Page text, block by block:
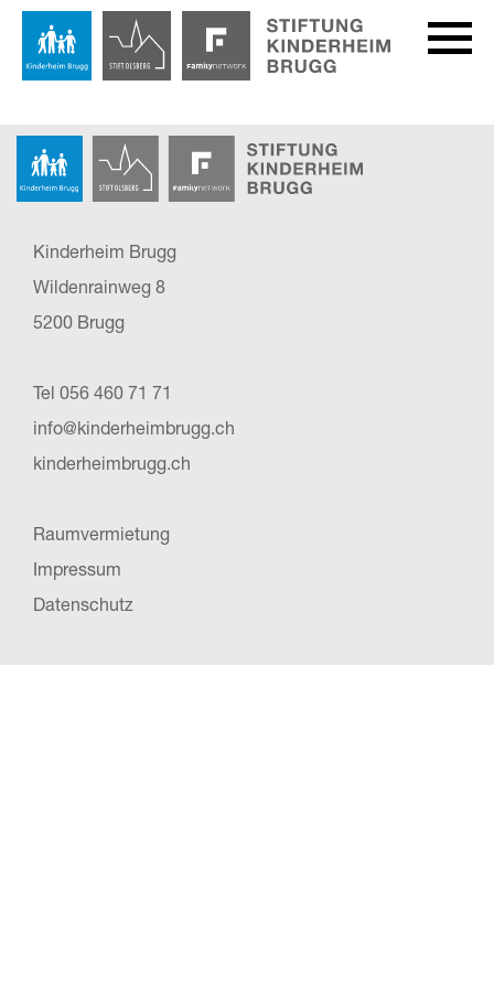
Kinderheim Brugg
Wildenrainweg 8
5200 Brugg
Tel 056 460 71 71
info@kinderheimbrugg.ch
kinderheimbrugg.ch
Raumvermietung
Impressum
Datenschutz